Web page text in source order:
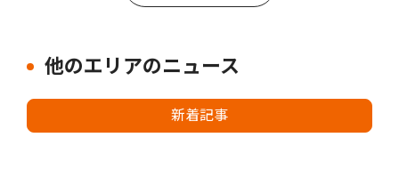
他のエリアのニュース
新着記事